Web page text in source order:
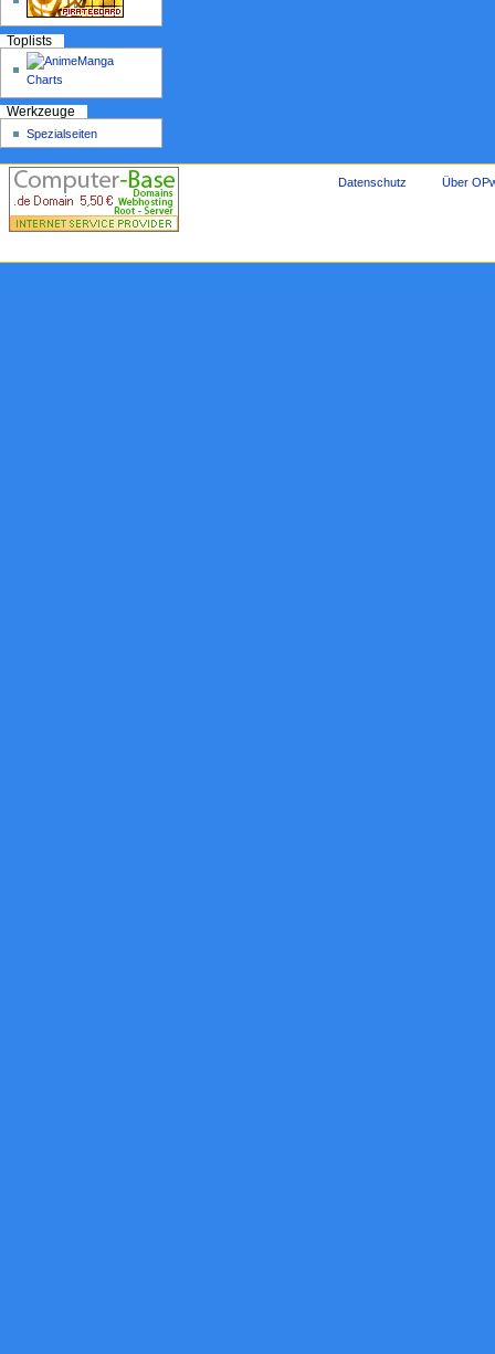
Toplists
Werkzeuge
Spezialseiten
Datenschutz Über